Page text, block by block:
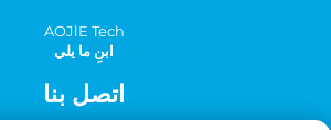
AOJlE Tech
ابنِ ما يلي
اتصل بنا